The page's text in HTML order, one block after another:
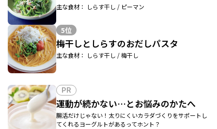
主な食材： しらす干し / ピーマン
5位
梅干しとしらすのおだしパスタ
主な食材： しらす干し / 梅干し
PR
運動が続かない…とお悩みのかたへ
腸活だけじゃない！太りにくいカラダづくりをサポートし
てくれるヨーグルトがあるってホント？